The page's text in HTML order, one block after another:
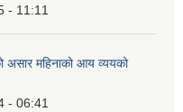
- 11:11
महिनाको आय व्ययको
- 06:41